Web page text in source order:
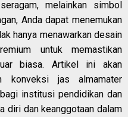
melainkan simbol
Anda dapat menemukan
hanya menawarkan desain
untuk memastikan
biasa. Artikel ini akan
konveksi jas almamater
institusi pendidikan dan
diri dan keanggotaan dalam